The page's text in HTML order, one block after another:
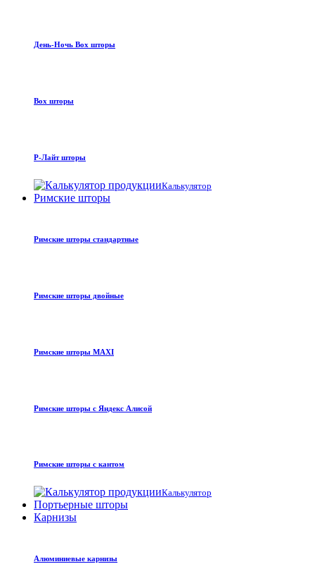
День-Ночь Box шторы
Box шторы
Р-Лайт шторы
Калькулятор
Римские шторы
Римские шторы стандартные
Римские шторы двойные
Римские шторы MAXI
Римские шторы с Яндекс Алисой
Римские шторы с кантом
Калькулятор
Портьерные шторы
Карнизы
Алюминиевые карнизы